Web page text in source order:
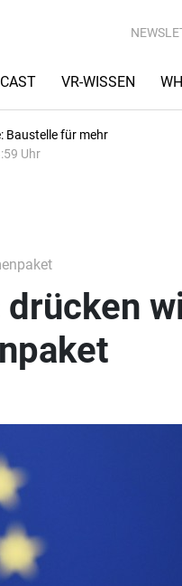
VR-WISSEN
Baustelle für mehr
Uhr
drücken